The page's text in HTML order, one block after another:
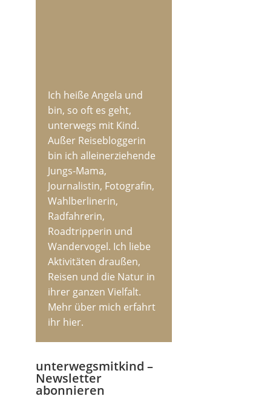
Ich heiße Angela und
bin, so oft es geht,
unterwegs mit Kind.
Außer Reisebloggerin
bin ich alleinerziehende
Jungs-Mama,
Journalistin, Fotografin,
Wahlberlinerin,
Radfahrerin,
Roadtripperin und
Wandervogel. Ich liebe
Aktivitäten draußen,
Reisen und die Natur in
ihrer ganzen Vielfalt.
Mehr über mich erfahrt
ihr hier.
unterwegsmitkind –
Newsletter
abonnieren